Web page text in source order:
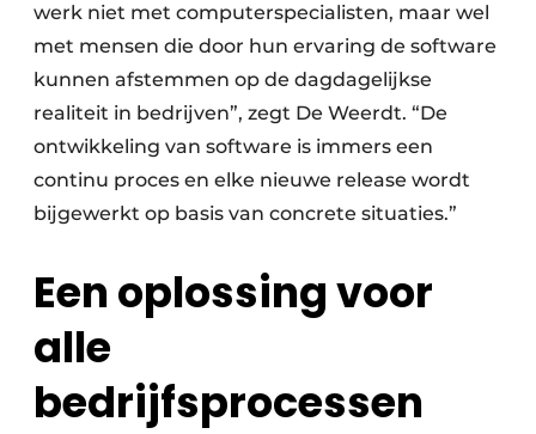
werk niet met computerspecialisten, maar wel
met mensen die door hun ervaring de software
kunnen afstemmen op de dagdagelijkse
realiteit in bedrijven”, zegt De Weerdt. “De
ontwikkeling van software is immers een
continu proces en elke nieuwe release wordt
bijgewerkt op basis van concrete situaties.”
Een oplossing voor
alle
bedrijfsprocessen